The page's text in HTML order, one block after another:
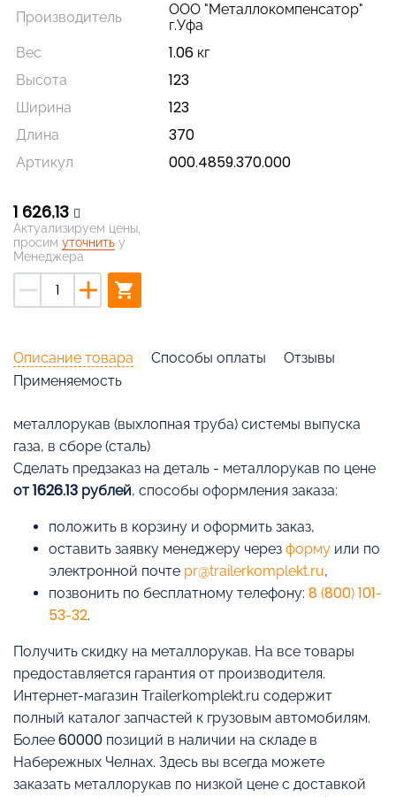
Производитель
ООО "Металлокомпенсатор"
г.Уфа
Вес
1.06 кг
Высота
123
Ширина
123
Длина
370
Артикул
000.4859.370.000
1 626,13
Актуализируем цены,
просим уточнить у
Менеджера
remove add shopping_cart
Описание товара Способы оплаты
Отзывы
Применяемость
металлорукав (выхлопная труба) системы выпуска
газа, в сборе (сталь)
Cделать предзаказ на деталь - металлорукав по цене
от 1626.13 рублей, способы оформления заказа:
положить в корзину и оформить заказ,
оставить заявку менеджеру через форму или по
электронной почте pr@trailerkomplekt.ru,
позвонить по бесплатному телефону: 8 (800) 101-
53-32.
Получить скидку на металлорукав. На все товары
предоставляется гарантия от производителя.
Интернет-магазин Trailerkomplekt.ru содержит
полный каталог запчастей к грузовым автомобилям.
Более 60000 позиций в наличии на складе в
Набережных Челнах. Здесь вы всегда можете
заказать металлорукав по низкой цене с доставкой